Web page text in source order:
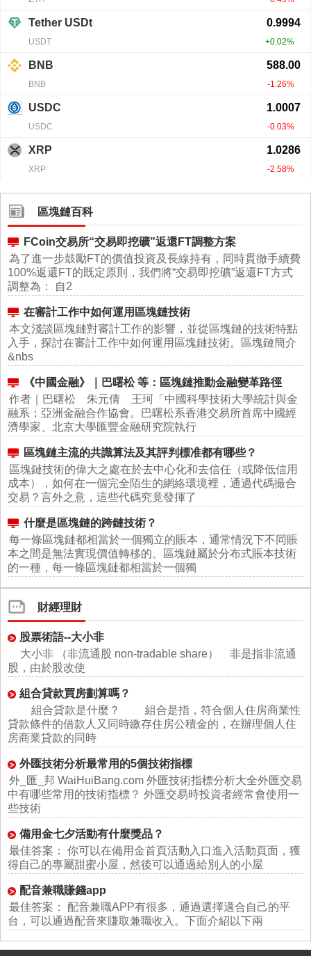
區塊鏈百科
FCoin交易所“交易即挖礦”返還FT調整方案
為了進一步鼓勵FT的價值投資及長線持有，同時貫徹手續費
100%返還FT的既定原則，我們將“交易即挖礦”返還FT方式
調整為： 自2
在審計工作中如何運用區塊鏈技術
本文淺談區塊鏈對審計工作的影響，並從區塊鏈的技術特點
入手，探討在審計工作中如何運用區塊鏈技術。區塊鏈簡介
&nbs
《中國金融》｜巴曙松 等：區塊鏈推動金融變革路徑
作者｜巴曙松 朱元倩 王珂「中國科學技術大學統計與金
融系；亞洲金融合作協會。巴曙松系香港交易所首席中國經
濟學家、北京大學匯豐金融研究院執行
區塊鏈主流的共識算法及其評判標准都有哪些？
區塊鏈技術的偉大之處在於去中心化和去信任（或降低信用
成本），如何在一個完全陌生的網絡環境裡，通過代碼撮合
交易？言外之意，這些代碼究竟發揮了
什麼是區塊鏈的跨鏈技術？
每一條區塊鏈都相當於一個獨立的賬本，通常情況下不同賬
本之間是無法實現價值轉移的。區塊鏈屬於分布式賬本技術
的一種，每一條區塊鏈都相當於一個獨
財經理財
股票術語--大小非
大小非 （非流通股 non-tradable share） 非是指非流通
股，由於股改使
組合貸款買房劃算嗎？
組合貸款是什麼？ 組合是指，符合個人住房商業性
貸款條件的借款人又同時繳存住房公積金的，在辦理個人住
房商業貸款的同時
外匯技術分析最常用的5個技術指標
外_匯_邦 WaiHuiBang.com 外匯技術指標分析大全外匯交易
中有哪些常用的技術指標？ 外匯交易時投資者經常會使用一
些技術
備用金七夕活動有什麼獎品？
最佳答案： 你可以在備用金首頁活動入口進入活動頁面，獲
得自己的專屬甜蜜小屋，然後可以通過給別人的小屋
配音兼職賺錢app
最佳答案： 配音兼職APP有很多，通過選擇適合自己的平
台，可以通過配音來賺取兼職收入。下面介紹以下兩